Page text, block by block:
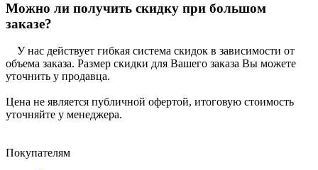
Можно ли получить скидку при большом
заказе?
У нас действует гибкая система скидок в зависимости от
объема заказа. Размер скидки для Вашего заказа Вы можете
уточнить у продавца.
Цена не является публичной офертой, итоговую стоимость
уточняйте у менеджера.
Покупателям